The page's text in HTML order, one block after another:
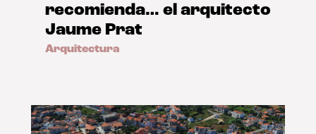
recomienda… el arquitecto
Jaume Prat
Arquitectura